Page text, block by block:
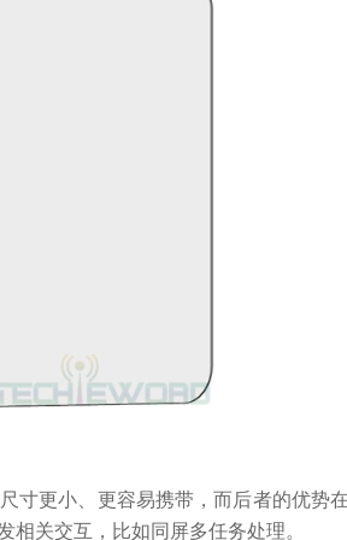
寸更小、更容易携带，而后者的优势
关交互，比如同屏多任务处理。